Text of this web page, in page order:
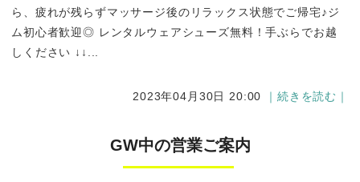
ら、疲れが残らずマッサージ後のリラックス状態でご帰宅♪ジ
ム初心者歓迎◎ レンタルウェアシューズ無料！手ぶらでお越
しください ↓↓...
2023年04月30日 20:00 ｜続きを読む｜
GW中の営業ご案内